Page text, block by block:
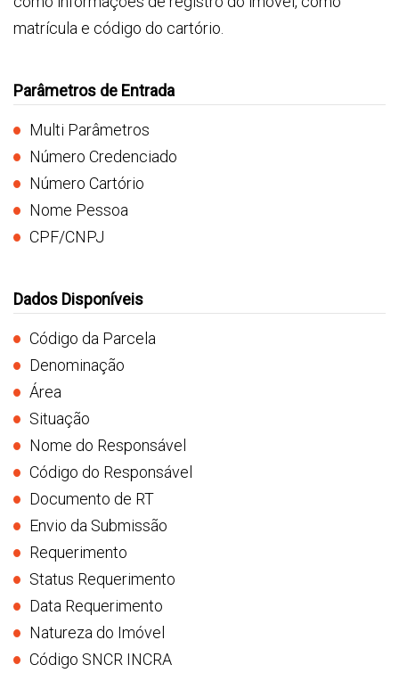
matrícula e código do cartório.
Parâmetros de Entrada
Multi Parâmetros
Número Credenciado
Número Cartório
Nome Pessoa
CPF/CNPJ
Dados Disponíveis
Código da Parcela
Denominação
Área
Situação
Nome do Responsável
Código do Responsável
Documento de RT
Envio da Submissão
Requerimento
Status Requerimento
Data Requerimento
Natureza do Imóvel
Código SNCR INCRA